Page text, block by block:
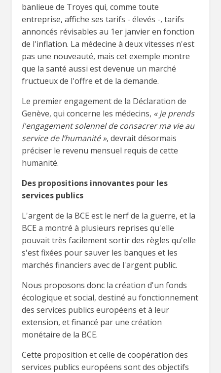
banlieue de Troyes qui, comme toute
entreprise, affiche ses tarifs - élevés -, tarifs
annoncés révisables au 1er janvier en fonction
de l'inflation. La médecine à deux vitesses n'est
pas une nouveauté, mais cet exemple montre
que la santé aussi est devenue un marché
fructueux de l'offre et de la demande.
Le premier engagement de la Déclaration de
Genève, qui concerne les médecins, « je prends
l'engagement solennel de consacrer ma vie au
service de l’humanité », devrait désormais
préciser le revenu mensuel requis de cette
humanité.
Des propositions innovantes pour les
services publics
L'argent de la BCE est le nerf de la guerre, et la
BCE a montré à plusieurs reprises qu'elle
pouvait très facilement sortir des règles qu'elle
s'est fixées pour sauver les banques et les
marchés financiers avec de l'argent public.
Nous proposons donc la création d'un fonds
écologique et social, destiné au fonctionnement
des services publics européens et à leur
extension, et financé par une création
monétaire de la BCE.
Cette proposition et celle de coopération des
services publics européens sont des objectifs